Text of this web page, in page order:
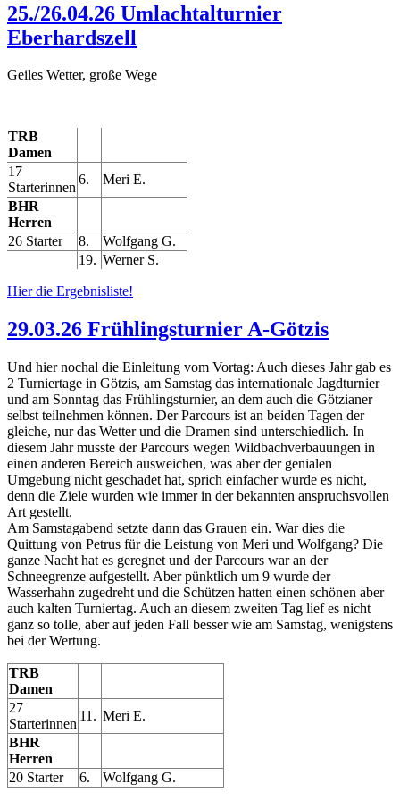
25./26.04.26 Umlachtalturnier
Eberhardszell
Geiles Wetter, große Wege
TRB
Damen
17
Starterinnen
6.
Meri E.
BHR
Herren
26 Starter
8.
Wolfgang G.
19. Werner S.
Hier die Ergebnisliste!
29.03.26 Frühlingsturnier A-Götzis
Und hier nochal die Einleitung vom Vortag: Auch dieses Jahr gab es
2 Turniertage in Götzis, am Samstag das internationale Jagdturnier
und am Sonntag das Frühlingsturnier, an dem auch die Götzianer
selbst teilnehmen können. Der Parcours ist an beiden Tagen der
gleiche, nur das Wetter und die Dramen sind unterschiedlich. In
diesem Jahr musste der Parcours wegen Wildbachverbauungen in
einen anderen Bereich ausweichen, was aber der genialen
Umgebung nicht geschadet hat, sprich einfacher wurde es nicht,
denn die Ziele wurden wie immer in der bekannten anspruchsvollen
Art gestellt.
Am Samstagabend setzte dann das Grauen ein. War dies die
Quittung von Petrus für die Leistung von Meri und Wolfgang? Die
ganze Nacht hat es geregnet und der Parcours war an der
Schneegrenze aufgestellt. Aber pünktlich um 9 wurde der
Wasserhahn zugedreht und die Schützen hatten einen schönen aber
auch kalten Turniertag. Auch an diesem zweiten Tag lief es nicht
ganz so tolle, aber auf jeden Fall besser wie am Samstag, wenigstens
bei der Wertung.
TRB
Damen
27
Starterinnen
11. Meri E.
BHR
Herren
20 Starter
6. Wolfgang G.